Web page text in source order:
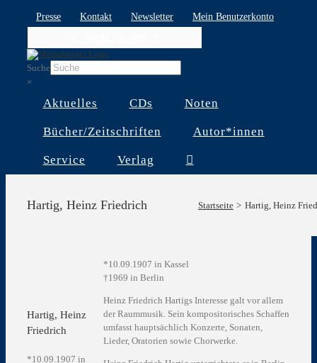
Presse Kontakt Newsletter
Mein Benutzerkonto
Suche
×
Aktuelles CDs Noten
Bücher/Zeitschriften Autor*innen
Service Verlag
Hartig, Heinz Friedrich Startseite Hartig, Heinz
*10.09.1907 in Kassel
†1969 in Berlin
Heinz Friedrich Hartigs Interesse galt vor allem
der Raummusik. Sein kompositorisches Schaffen
umfasst hauptsächlich Konzerte, Sonaten,
Lieder, Oratorien sowie Chorwerke.
Hartig, Heinz
Friedrich
*10.09.1907 in